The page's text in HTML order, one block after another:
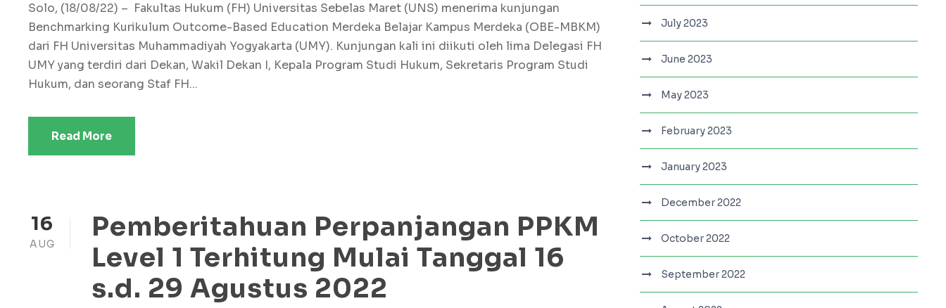
Solo, (18/08/22) – Fakultas Hukum (FH) Universitas Sebelas Maret (UNS) menerima kunjungan
Benchmarking Kurikulum Outcome-Based Education Merdeka Belajar Kampus Merdeka (OBE-MBKM)
dari FH Universitas Muhammadiyah Yogyakarta (UMY). Kunjungan kali ini diikuti oleh lima Delegasi FH
UMY yang terdiri dari Dekan, Wakil Dekan I, Kepala Program Studi Hukum, Sekretaris Program Studi
Hukum, dan seorang Staf FH...
Read More
16
AUG
Pemberitahuan Perpanjangan PPKM
Level 1 Terhitung Mulai Tanggal 16
s.d. 29 Agustus 2022
July 2023
June 2023
May 2023
February 2023
January 2023
December 2022
October 2022
September 2022